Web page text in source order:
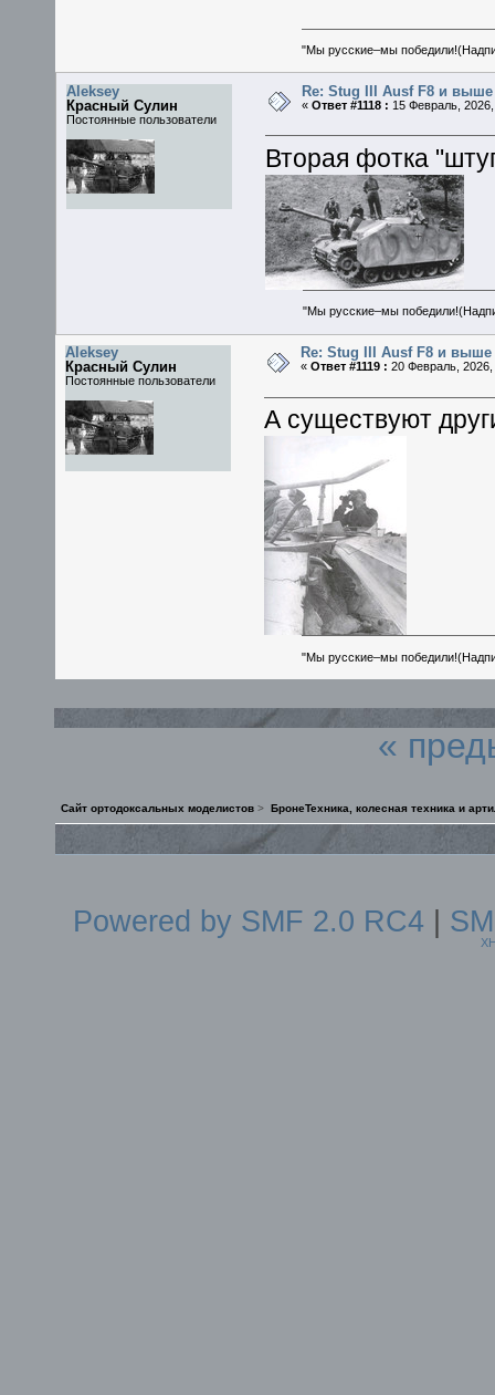
"Мы русские–мы
Aleksey
Красный Сулин
Постоянные пользователи
Re: Stug III Ausf F8 и выше
« Ответ #1118 : 15 Февраль,
Вторая фотка
"Мы русские–мы
Aleksey
Красный Сулин
Постоянные пользователи
Re: Stug III Ausf F8 и выше
« Ответ #1119 : 20 Февраль,
А существуют
"Мы русские–мы
«
Сайт ортодоксальных моделистов > БронеТехника, колесная техника и
Powered by SMF 2.0 RC4